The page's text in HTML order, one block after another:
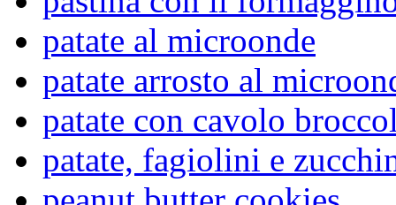
patate al microonde
patate arrosto al
patate con cavolo
patate, fagiolini e